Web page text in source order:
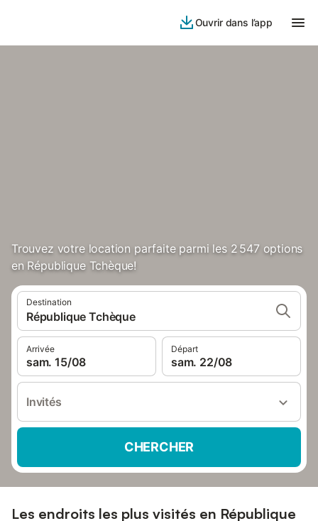
Ouvrir dans l’app
Trouvez votre location parfaite parmi les 2 547 options
en République Tchèque!
Destination
République Tchèque
Arrivée
sam. 15/08
Départ
sam. 22/08
Invités
CHERCHER
Les endroits les plus visités en République